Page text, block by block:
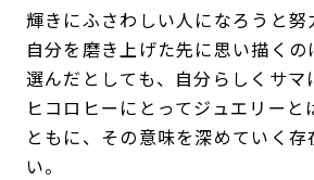
輝きにふさわしい人になろうと努
自分を磨き上げた先に思い描くの
選んだとしても、自分らしくサマ
ヒコロヒーにとってジュエリーと
ともに、その意味を深めていく
い。